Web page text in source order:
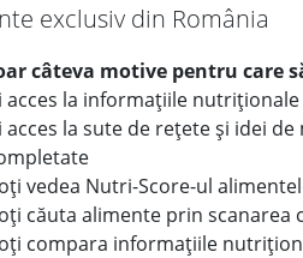
exclusiv din România
câteva motive pentru care
acces la informațiile
acces la sute de rețete și idei
vedea Nutri-Score-ul
căuta alimente prin scanarea
compara informațiile